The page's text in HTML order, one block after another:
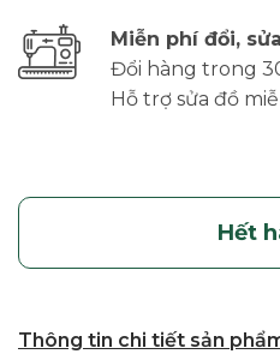
Miễn phí đổi,
Đổi hàng trong
Hỗ trợ sửa đồ
Hết
Thông tin chi tiết sản